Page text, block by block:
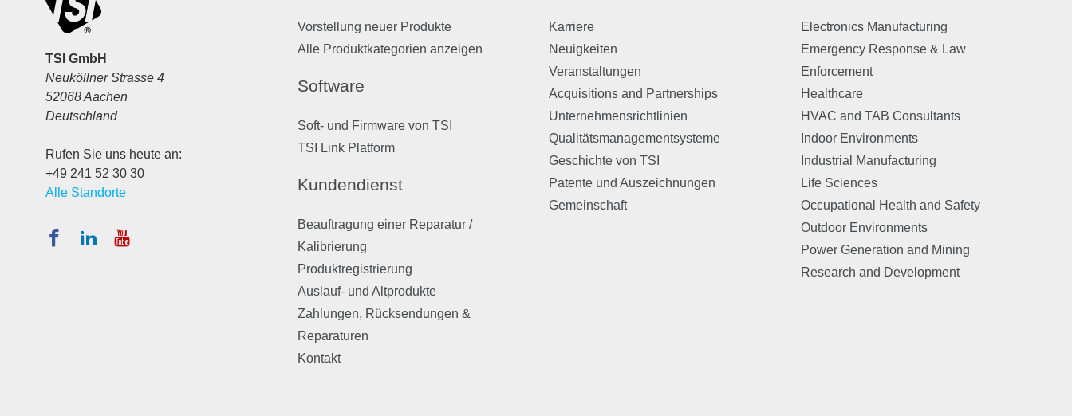
TSI GmbH
Neuköllner Strasse 4
52068 Aachen
Deutschland
Rufen Sie uns heute an:
+49 241 52 30 30
Alle Standorte
Vorstellung neuer Produkte
Alle Produktkategorien anzeigen
Software
Soft- und Firmware von TSI
TSI Link Platform
Kundendienst
Beauftragung einer Reparatur /
Kalibrierung
Produktregistrierung
Auslauf- und Altprodukte
Zahlungen, Rücksendungen &
Reparaturen
Kontakt
Karriere
Neuigkeiten
Veranstaltungen
Acquisitions and Partnerships
Unternehmensrichtlinien
Qualitätsmanagementsysteme
Geschichte von TSI
Patente und Auszeichnungen
Gemeinschaft
Electronics Manufacturing
Emergency Response & Law
Enforcement
Healthcare
HVAC and TAB Consultants
Indoor Environments
Industrial Manufacturing
Life Sciences
Occupational Health and Safety
Outdoor Environments
Power Generation and Mining
Research and Development